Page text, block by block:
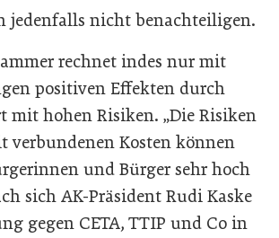
jedenfalls nicht benachteiligen.
rechnet indes nur mit
positiven Effekten durch
mit hohen Risiken. „Die Risiken
verbundenen Kosten können
und Bürger sehr hoch
sich AK-Präsident Rudi Kaske
gegen CETA, TTIP und Co in